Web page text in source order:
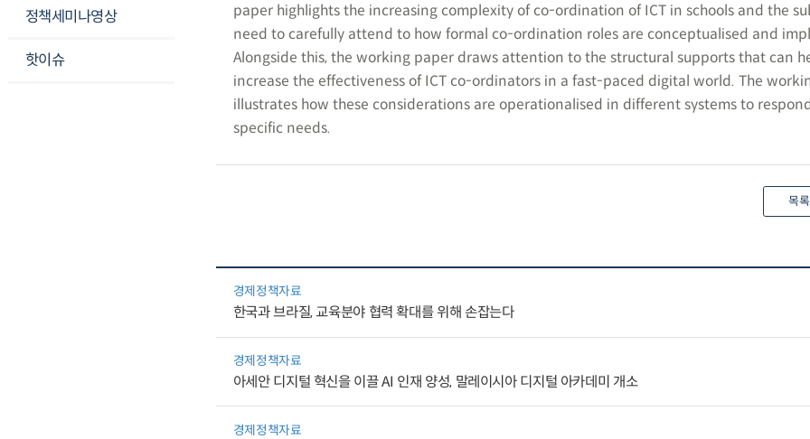
정책세미나영상
핫이슈
paper highlights the increasing complexity of co-ordination of ICT in schools and the
need to carefully attend to how formal co-ordination roles are conceptualised and
Alongside this, the working paper draws attention to the structural supports that can
increase the effectiveness of ICT co-ordinators in a fast-paced digital world. The
illustrates how these considerations are operationalised in different systems to
specific needs.
목
경제정책자료
한국과 브라질, 교육분야 협력 확대를 위해 손잡는다
경제정책자료
아세안 디지털 혁신을 이끌 AI 인재 양성, 말레이시아 디지털 아카데미 개소
경제정책자료